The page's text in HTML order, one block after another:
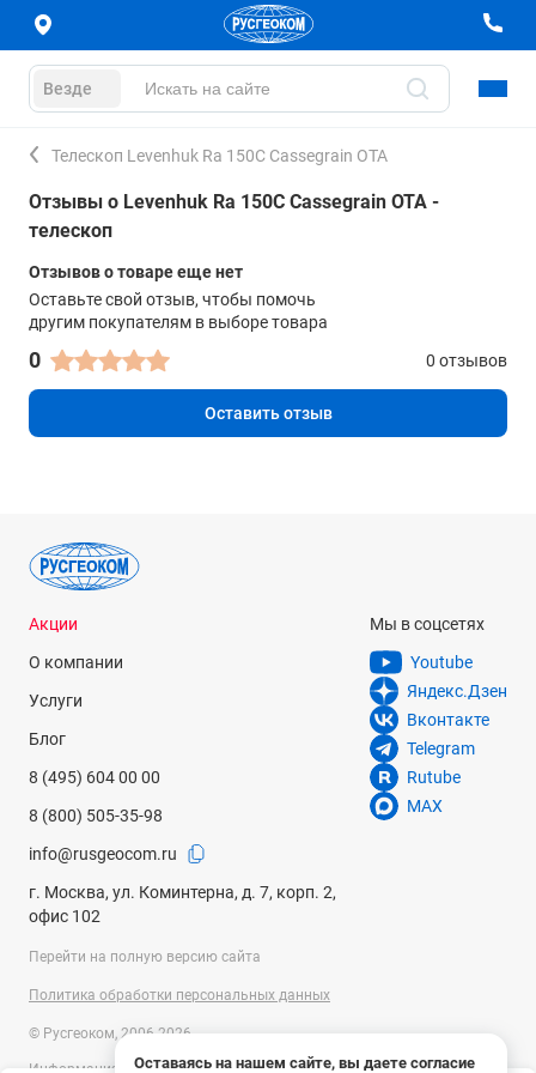
Везде
Телескоп Levenhuk Ra 150C Cassegrain OTA
Отзывы о Levenhuk Ra 150C Cassegrain OTA -
телескоп
Отзывов о товаре еще нет
Оставьте свой отзыв, чтобы помочь
другим покупателям в выборе товара
0 0 отзывов
Оставить отзыв
Оставаясь на нашем сайте, вы даете согласие
Акции
О компании
Услуги
Блог
8 (495) 604 00 00
8 (800) 505-35-98
info@rusgeocom.ru
г. Москва, ул. Коминтерна, д. 7, корп. 2,
офис 102
Мы в соцсетях
Youtube
Яндекс.Дзен
Вконтакте
Telegram
Rutube
MAX
Перейти на полную версию сайта
Политика обработки персональных данных
© Русгеоком, 2006-2026
Информация на сайте носит справочный характер и не является